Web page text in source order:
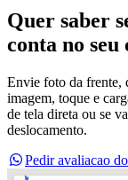
Quer saber
conta no seu
Envie foto da frente,
imagem, toque e
de tela direta ou se
deslocamento.
Pedir avaliacao